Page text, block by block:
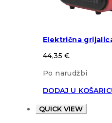
Električna
44,35€
Po narudžbi
DODAJ U
QUICK VIEW